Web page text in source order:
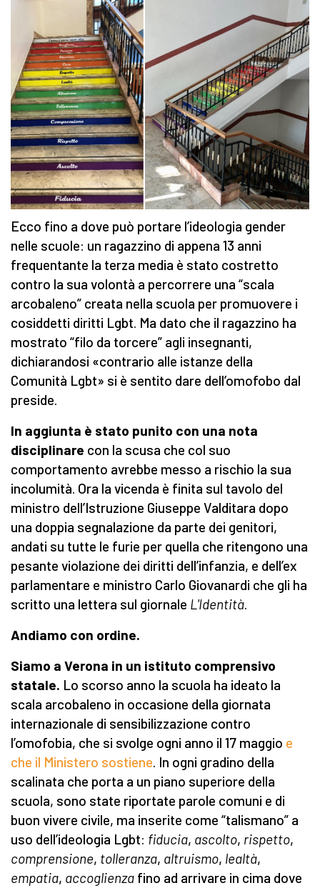
Ecco fino a dove può portare l’ideologia gender
nelle scuole: un ragazzino di appena 13 anni
frequentante la terza media è stato costretto
contro la sua volontà a percorrere una “scala
arcobaleno” creata nella scuola per promuovere i
cosiddetti diritti Lgbt. Ma dato che il ragazzino ha
mostrato “filo da torcere” agli insegnanti,
dichiarandosi «contrario alle istanze della
Comunità Lgbt» si è sentito dare dell’omofobo dal
preside.
In aggiunta è stato punito con una nota
disciplinare con la scusa che col suo
comportamento avrebbe messo a rischio la sua
incolumità. Ora la vicenda è finita sul tavolo del
ministro dell’Istruzione Giuseppe Valditara dopo
una doppia segnalazione da parte dei genitori,
andati su tutte le furie per quella che ritengono una
pesante violazione dei diritti dell’infanzia, e dell’ex
parlamentare e ministro Carlo Giovanardi che gli ha
scritto una lettera sul giornale L'Identità.
Andiamo con ordine.
Siamo a Verona in un istituto comprensivo
statale. Lo scorso anno la scuola ha ideato la
scala arcobaleno in occasione della giornata
internazionale di sensibilizzazione contro
l’omofobia, che si svolge ogni anno il 17 maggio e
che il Ministero sostiene. In ogni gradino della
scalinata che porta a un piano superiore della
scuola, sono state riportate parole comuni e di
buon vivere civile, ma inserite come “talismano” a
uso dell’ideologia Lgbt: fiducia, ascolto, rispetto,
comprensione, tolleranza, altruismo, lealtà,
empatia, accoglienza fino ad arrivare in cima dove